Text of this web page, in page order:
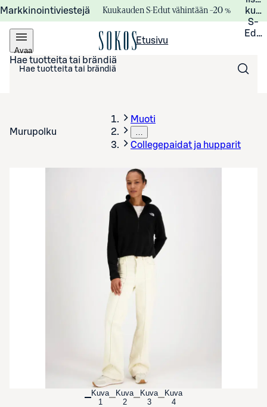
Markkinointiviestejä Kuukauden S-Edut vähintään –20 %
S-
Avaa
valikko
Etusivu
Hae tuotteita tai brändiä
Murupolku
Muoti
…
Collegepaidat ja hupparit
Avaa tuotekuva suurennettuna
Kuva
1
Kuva
2
Kuva
3
Kuva
4